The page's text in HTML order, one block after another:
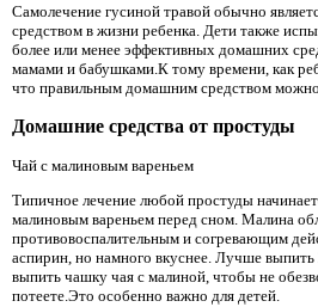
Самолечение гусиной травой обычно
средством в жизни ребенка. Дети также
более или менее эффективных домашних
мамами и бабушками.К тому времени, как
что правильным домашним средством можно
Домашние средства от простуды
Чай с малиновым вареньем
Типичное лечение любой простуды
малиновым вареньем перед сном. Малина
противовоспалительным и согревающим
аспирин, но намного вкуснее. Лучше
выпить чашку чая с малиной, чтобы не
потеете.Это особенно важно для детей.